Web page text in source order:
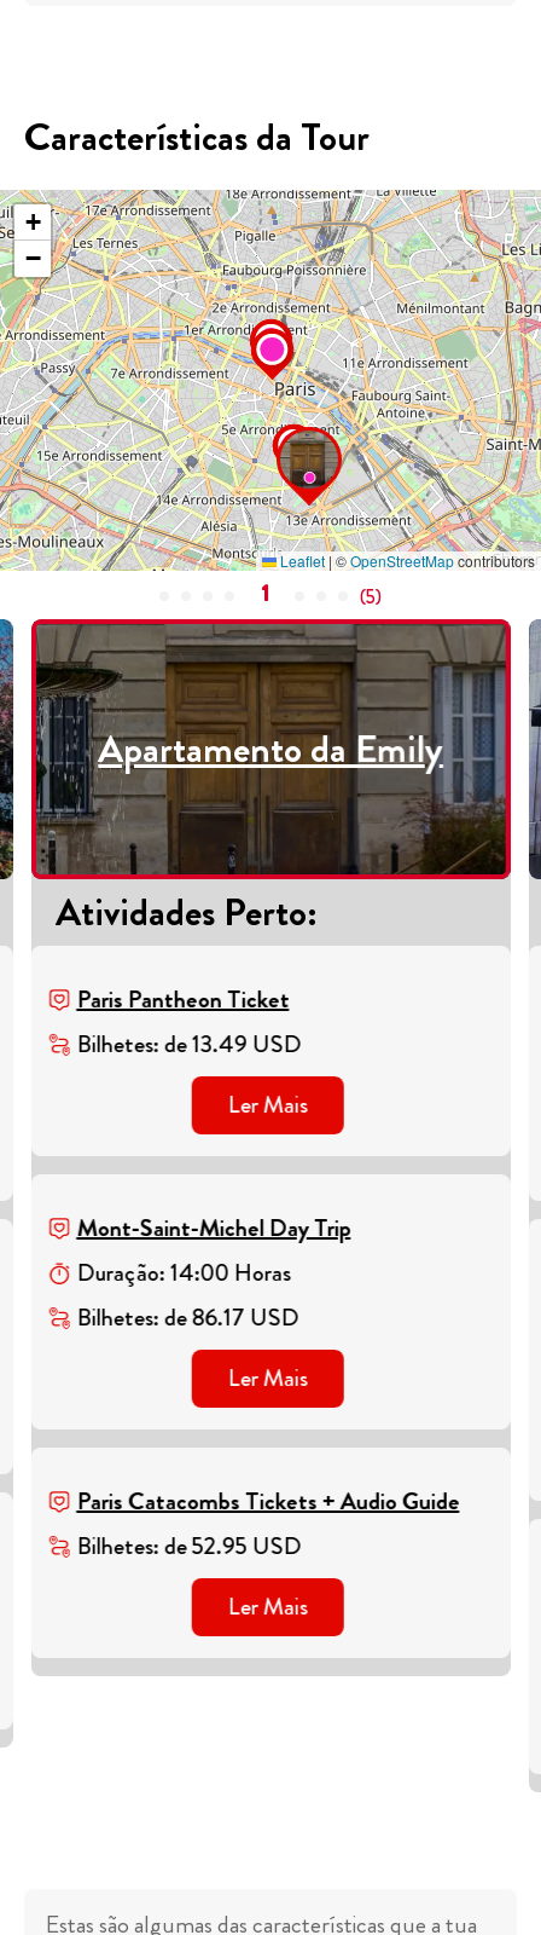
Características da Tour
+
−
Leaflet|©OpenStreetMapcontributors
1 (5)
Apartamento da Emily
Atividades Perto:
Paris Pantheon Ticket
Bilhetes:de13.49 USD
Ler Mais
Mont-Saint-Michel Day Trip
Duração:14:00 Horas
Bilhetes:de86.17 USD
Ler Mais
Paris Catacombs Tickets + Audio Guide
Bilhetes:de52.95 USD
Ler Mais
Estas são algumas das características que a tua